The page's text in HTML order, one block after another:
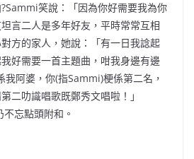
笑說：「因為你好需要我為你
言二人是多年好友， 平時常常互相
方的家人，她說：「有一日我諗起
好需要一首主題曲， 咁我身邊有邊
我阿婆，你(指Sammi)梗係第二名，
二叻識唱歌既鄭秀文唱啦！」
忘點頭附和。